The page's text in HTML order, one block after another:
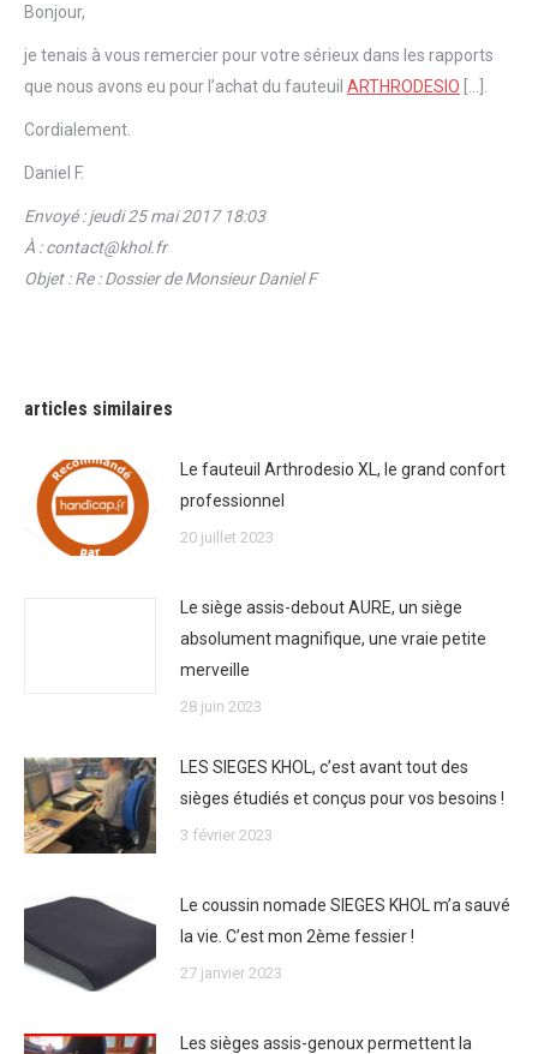
Bonjour,
je tenais à vous remercier pour votre sérieux dans les rapports
que nous avons eu pour l’achat du fauteuil ARTHRODESIO
Cordialement.
Daniel F.
Envoyé : jeudi 25 mai 2017 18:03
À : contact@khol.fr
Objet : Re : Dossier de Monsieur Daniel F
articles similaires
Le fauteuil Arthrodesio XL, le grand confort
professionnel
20 juillet 2023
Le siège assis-debout AURE, un siège
absolument magnifique, une vraie petite
merveille
28 juin 2023
LES SIEGES KHOL, c’est avant tout des
sièges étudiés et conçus pour vos besoins !
3 février 2023
Le coussin nomade SIEGES KHOL m’a sauvé
la vie. C’est mon 2ème fessier !
27 janvier 2023
Les sièges assis-genoux permettent la